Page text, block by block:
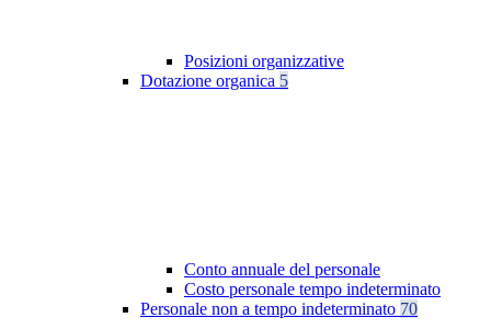
Posizioni organizzative
Dotazione organica 5
Conto annuale del personale
Costo personale tempo indeterminato
Personale non a tempo indeterminato 70